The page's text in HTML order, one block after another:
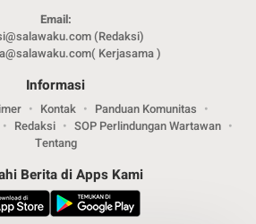
Email:
(Redaksi)
Kerjasama )
Informasi
Kontak
Panduan Komunitas
Redaksi
SOP Perlindungan Wartawan
Tentang
Berita di Apps Kami